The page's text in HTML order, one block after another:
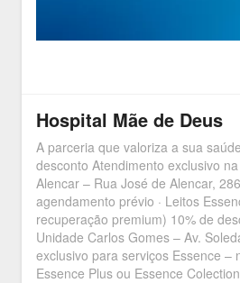
Hospital Mãe de Deus
A parceria que valoriza a sua
desconto Atendimento exclusivo
Alencar – Rua José de Alencar,
agendamento prévio · Leitos
recuperação premium) 10% de
Unidade Carlos Gomes – Av.
exclusivo para serviços Essence –
Essence Plus ou Essence Colection